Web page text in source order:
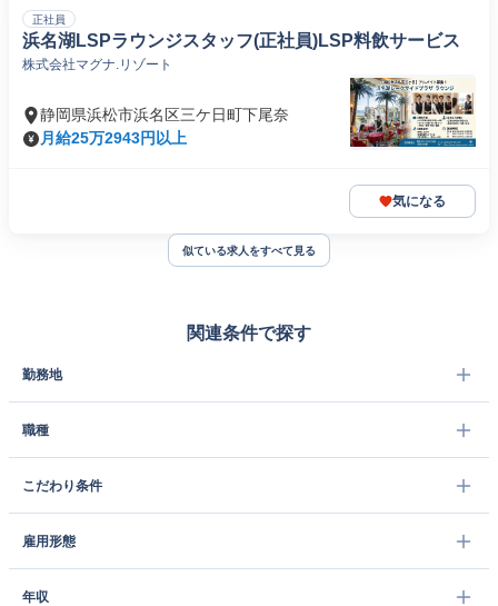
正社員
浜名湖LSPラウンジスタッフ(正社員)LSP料飲サービス
株式会社マグナ.リゾート
静岡県浜松市浜名区三ケ日町下尾奈
月給25万2943円以上
気になる
似ている求人をすべて見る
関連条件で探す
勤務地
職種
こだわり条件
雇用形態
年収